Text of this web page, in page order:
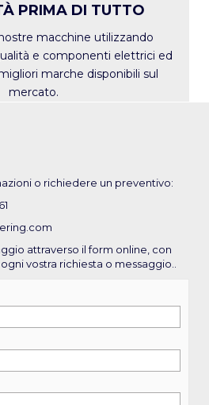
PRIMA DI TUTTO
macchine utilizzando
e componenti elettrici ed
marche disponibili sul
mercato.
o richiedere un preventivo:
attraverso il form online, con
vostra richiesta o messaggio..